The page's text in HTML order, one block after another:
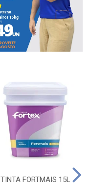
TINTA FORTMAIS 15L